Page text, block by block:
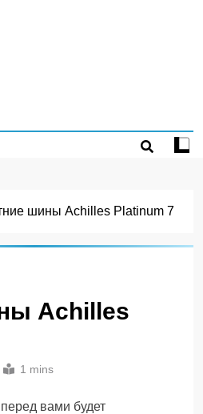
шины Achilles Platinum 7
Achilles
1 mins
вами будет